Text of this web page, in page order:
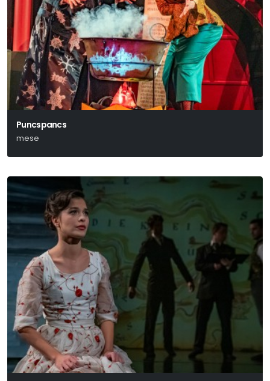
Puncspancs
mese